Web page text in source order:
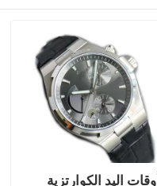
أوقات اليد الكوارتزية